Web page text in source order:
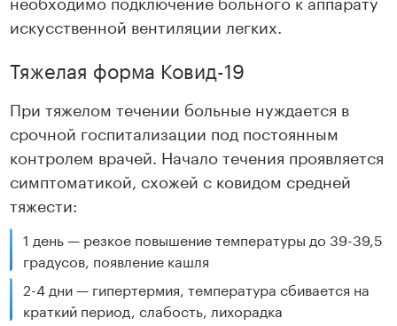
искусственной вентиляции легких.
Тяжелая форма Ковид-19
При тяжелом течении больные нуждается в
срочной госпитализации под постоянным
контролем врачей. Начало течения проявляется
симптоматикой, схожей с ковидом средней
тяжести:
1 день — резкое повышение температуры до 39-39,5
градусов, появление кашля
2-4 дни — гипертермия, температура сбивается на
краткий период, слабость, лихорадка